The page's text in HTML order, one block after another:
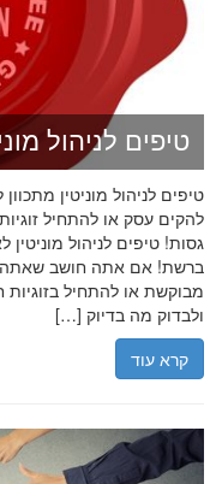
טיפים לניהול
טיפים לניהול מוניטין
גסות! טיפים לניהול מוניטין
ברשת! אם אתה חושב שאתה
מבוקשת או להתחיל בזוגיות
ולבדוק מה בדיוק […]
קרא עוד